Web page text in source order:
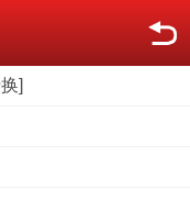
]